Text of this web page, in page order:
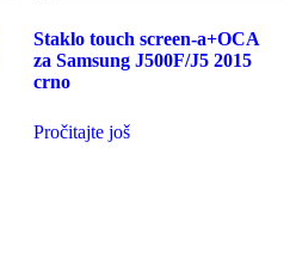
Staklo touch screen-a+OCA
za Samsung J500F/J5 2015
crno
Pročitajte još